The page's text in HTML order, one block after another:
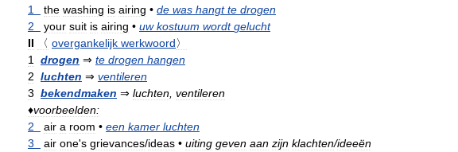
1
the washing is airing • de was hangt te drogen
2
your suit is airing • uw kostuum wordt gelucht
II
〈 overgankelijk werkwoord〉
1
drogen ⇒ te drogen hangen
2 luchten ⇒ ventileren
3 bekendmaken ⇒ luchten ventileren
♦voorbeelden:
2
air a room • een kamer luchten
3
air one's grievances/ideas • uiting geven aan zijn klachten/ideeën